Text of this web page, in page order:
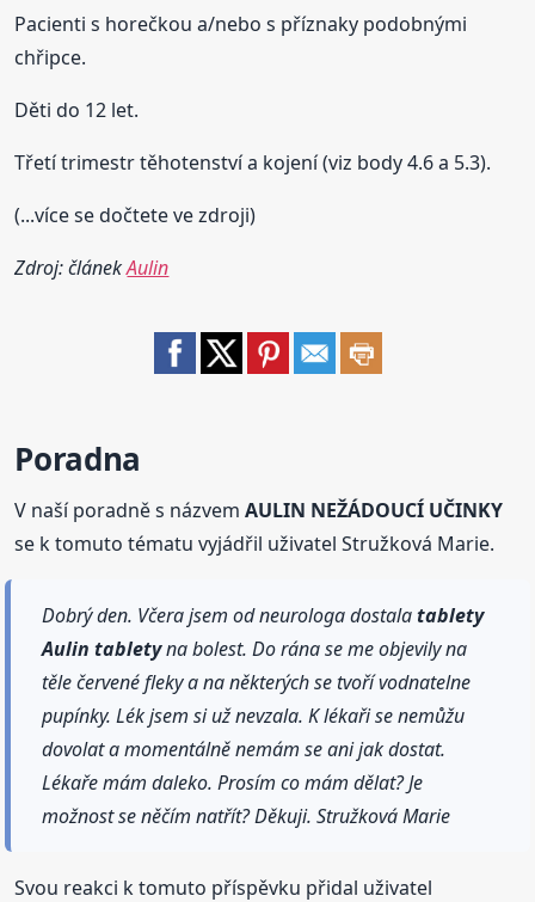
Pacienti s horečkou a/nebo s příznaky podobnými
chřipce.
Děti do 12 let.
Třetí trimestr těhotenství a kojení (viz body 4.6 a 5.3).
(...více se dočtete ve zdroji)
Zdroj: článekAulin
Poradna
V naší poradně s názvemAULIN NEŽÁDOUCÍ UČINKY
se k tomuto tématu vyjádřil uživatel Stružková Marie.
Dobrý den. Včera jsem od neurologa dostalatablety
Aulin tabletyna bolest. Do rána se me objevily na
těle červené fleky a na některých se tvoří vodnatelne
pupínky. Lék jsem si už nevzala. K lékaři se nemůžu
dovolat a momentálně nemám se ani jak dostat.
Lékaře mám daleko. Prosím co mám dělat? Je
možnost se něčím natřít? Děkuji. Stružková Marie
Svou reakci k tomuto příspěvku přidal uživatel